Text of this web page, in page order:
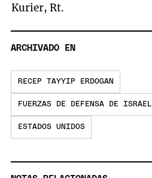
Kurier, Rt.
ARCHIVADO EN
RECEP TAYYIP ERDOGAN
FUERZAS DE DEFENSA DE ISRAEL
ESTADOS UNIDOS